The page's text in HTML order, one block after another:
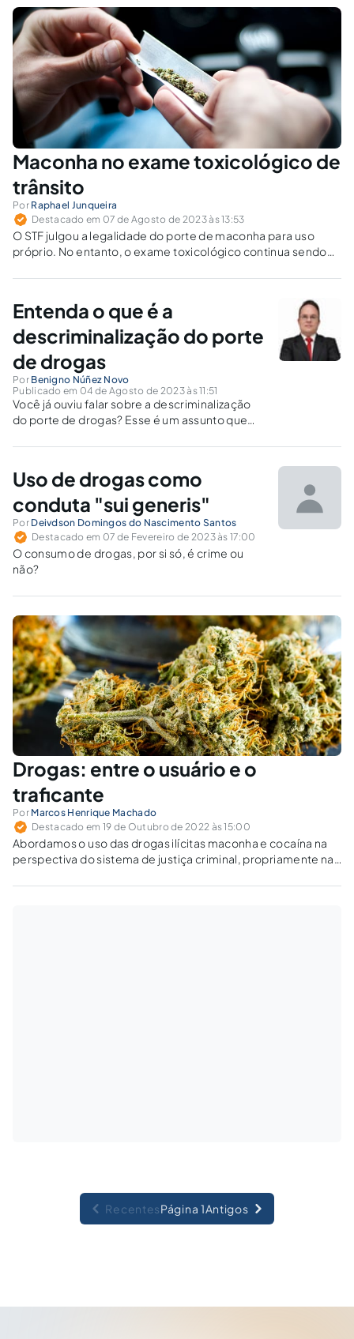
Maconha no exame toxicológico de
trânsito
Por Raphael Junqueira
Destacado em 07 de Agosto de 2023 às 13:53
O STF julgou a legalidade do porte de maconha para uso
próprio. No entanto, o exame toxicológico continua sendo
ou E, já que a maconha pode afetar a capacidade de
Entenda o que é a
descriminalização do porte
de drogas
Por Benigno Núñez Novo
Publicado em 04 de Agosto de 2023 às 11:51
Você já ouviu falar sobre a descriminalização
do porte de drogas? Esse é um assunto que
Neste artigo, vamos entender o que significa a
isso pode...
Uso de drogas como
conduta "sui generis"
Por Deivdson Domingos do Nascimento Santos
Destacado em 07 de Fevereiro de 2023 às 17:00
O consumo de drogas, por si só, é crime ou
não?
Drogas: entre o usuário e o
traficante
Por Marcos Henrique Machado
Destacado em 19 de Outubro de 2022 às 15:00
Abordamos o uso das drogas ilícitas maconha e cocaína na
perspectiva do sistema de justiça criminal, propriamente na
RecentesPágina 1Antigos